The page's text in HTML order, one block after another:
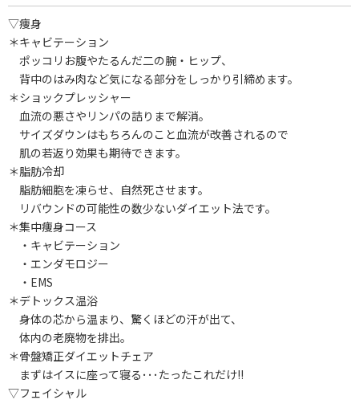
▽痩身
＊キャビテーション
ポッコリお腹やたるんだ二の腕・ヒップ、
背中のはみ肉など気になる部分をしっかり引締めます。
＊ショックプレッシャー
血流の悪さやリンパの詰りまで解消。
サイズダウンはもちろんのこと血流が改善されるので
肌の若返り効果も期待できます。
＊脂肪冷却
脂肪細胞を凍らせ、自然死させます。
リバウンドの可能性の数少ないダイエット法です。
＊集中痩身コース
・キャビテーション
・エンダモロジー
・EMS
＊デトックス温浴
身体の芯から温まり、驚くほどの汗が出て、
体内の老廃物を排出。
＊骨盤矯正ダイエットチェア
まずはイスに座って寝る･･･たったこれだけ!!
▽フェイシャル